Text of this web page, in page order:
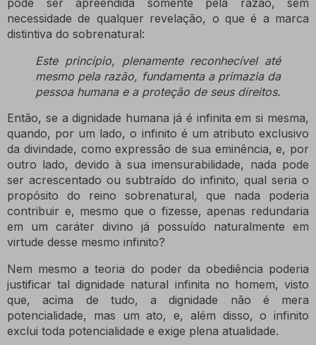
necessidade de qualquer revelação, o que é a marca
distintiva do sobrenatural:
Este princípio, plenamente reconhecível até
mesmo pela razão, fundamenta a primazia da
pessoa humana e a proteção de seus direitos.
Então, se a dignidade humana já é infinita em si mesma,
quando, por um lado, o infinito é um atributo exclusivo
da divindade, como expressão de sua eminência, e, por
outro lado, devido à sua imensurabilidade, nada pode
ser acrescentado ou subtraído do infinito, qual seria o
propósito do reino sobrenatural, que nada poderia
contribuir e, mesmo que o fizesse, apenas redundaria
em um caráter divino já possuído naturalmente em
virtude desse mesmo infinito?
Nem mesmo a teoria do poder da obediência poderia
justificar tal dignidade natural infinita no homem, visto
que, acima de tudo, a dignidade não é mera
potencialidade, mas um ato, e, além disso, o infinito
exclui toda potencialidade e exige plena atualidade.